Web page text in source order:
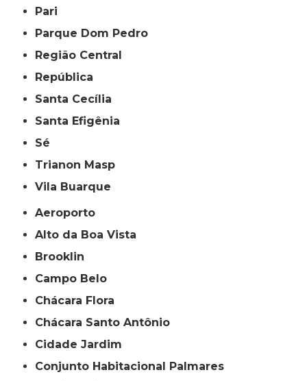
Pari
Parque Dom Pedro
Região Central
República
Santa Cecília
Santa Efigênia
Sé
Trianon Masp
Vila Buarque
Aeroporto
Alto da Boa Vista
Brooklin
Campo Belo
Chácara Flora
Chácara Santo Antônio
Cidade Jardim
Conjunto Habitacional Palmares